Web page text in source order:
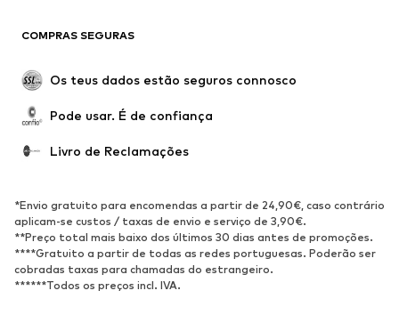
Upcycling
SAPATOS
Novidades
altos
Sandálias
Sapatos baixos
Sapatilhas de desporto
Sabrinas
Sapatos abertos
COMPRAS SEGURAS
Os teus dados estão seguros connosco
Pode usar. É de confiança
Livro de Reclamações
*Envio gratuito para encomendas a partir de 24,90€, caso contrário
aplicam-se custos / taxas de envio e serviço de 3,90€.
**Preço total mais baixo dos últimos 30 dias antes de promoções.
****Gratuito a partir de todas as redes portuguesas. Poderão ser
cobradas taxas para chamadas do estrangeiro.
******Todos os preços incl. IVA.